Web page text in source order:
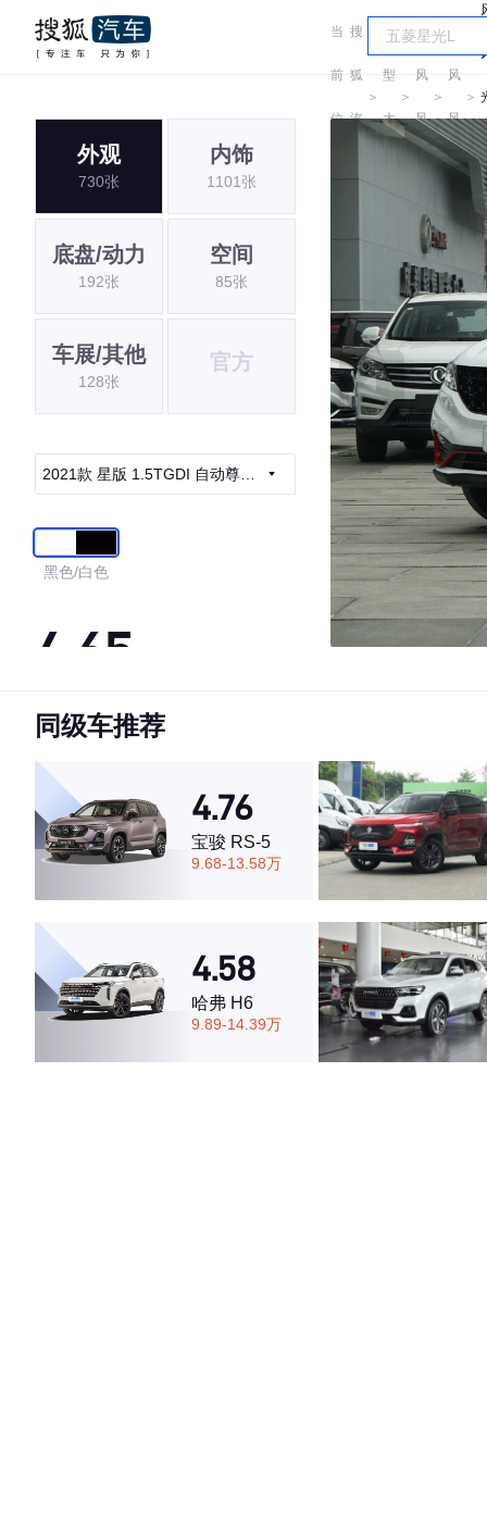
当
前
位
搜
狐
汽
＞
车
型
大
＞
东
风
风
光
＞
东
风
风
光
＞
外观
730张
内饰
1101张
底盘/动力
192张
空间
85张
车展/其他
128张
官方
2021款 星版 1.5TGDI 自动尊贵
黑色/白色
4.65
·外观表现较为优秀，优于55%同级车
·空间表现较为优秀，优于59%同级车
同级车推荐
4.76
宝骏 RS-5
9.68-13.58万
4.58
哈弗 H6
9.89-14.39万